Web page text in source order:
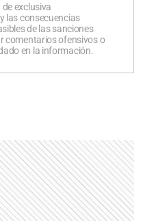
exclusiva
las consecuencias
de las sanciones
comentarios ofensivos o
en la información.